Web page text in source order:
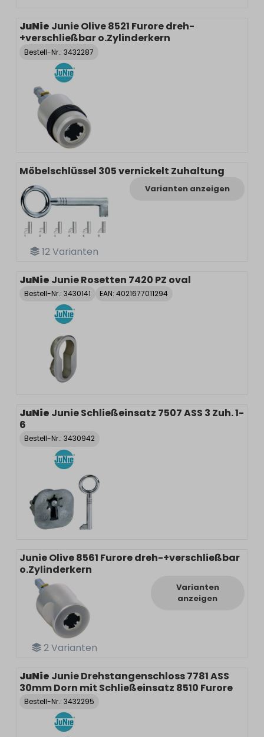
JuNie Junie Olive 8521 Furore dreh-
+verschließbar o.Zylinderkern
Bestell-Nr.: 3432287
12Varianten
Möbelschlüssel 305 vernickelt Zuhaltung
Varianten anzeigen
JuNie Junie Rosetten 7420 PZ oval
Bestell-Nr.: 3430141 EAN: 4021677011294
JuNie Junie Schließeinsatz 7507 ASS 3 Zuh. 1-
6
Bestell-Nr.: 3430942
2Varianten
Junie Olive 8561 Furore dreh-+verschließbar
o.Zylinderkern
Varianten
anzeigen
JuNie Junie Drehstangenschloss 7781 ASS
30mm Dorn mit Schließeinsatz 8510 Furore
Bestell-Nr.: 3432295